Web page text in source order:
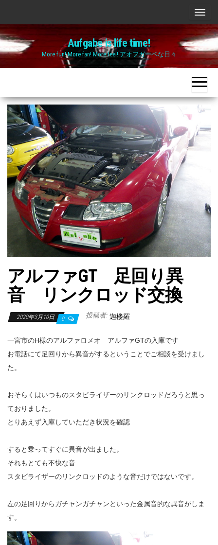
the
content
ナ
ビ
ゲ
ー
シ
ョ
ン
切
Aufgabe is life time!
More fun! More fan! More feel! アオフガーベな日々
アルファGT 足回り異
音 リンクロッド交換
2020年3月10日 0 投稿者: 迦楼羅
一宮市のH様のアルファロメオ アルファGTの入庫です
お電話にて足回りから異音がするということでご相談を受けまし
た。
おそらくはいつものスタビライザーのリンクロッドだろうと思っ
ておりました。
とりあえず入庫していただき状況を確認
すると乗ってすぐに異音が出ました。
それもとても不快な音
スタビライザーのリンクロッドのような音だけではないです。
左の足回りからガチャンガチャンといった金属音的な異音がしま
す。